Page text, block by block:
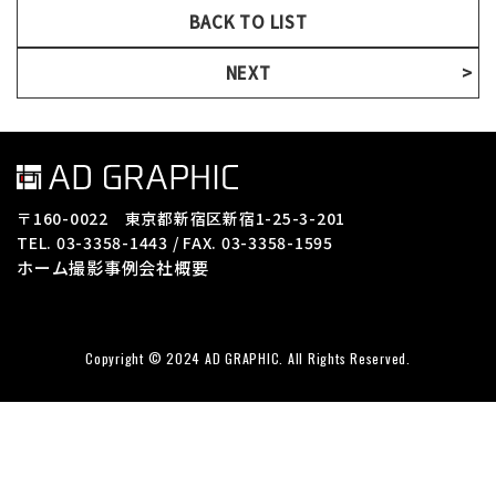
BACK TO LIST
NEXT
〒160-0022 東京都新宿区新宿1-25-3-201
TEL. 03-3358-1443 / FAX. 03-3358-1595
ホーム撮影事例会社概要
Copyright © 2024 AD GRAPHIC. All Rights Reserved.